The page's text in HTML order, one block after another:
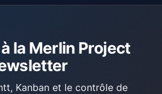
la Merlin Project
Kanban et le contrôle de